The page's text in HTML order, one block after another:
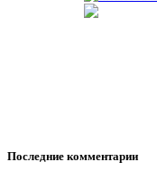
Последние комментарии